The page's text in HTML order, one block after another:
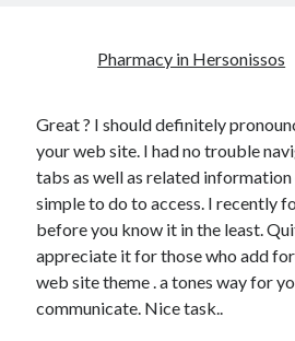
Pharmacy in Hersonissos
Great ? I should definitely
your web site. I had no trouble
tabs as well as related
simple to do to access. I recently
before you know it in the least.
appreciate it for those who add
web site theme . a tones way for
communicate. Nice task..